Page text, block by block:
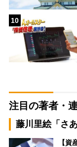
10
注目の著者・
藤川里絵「さ
【資